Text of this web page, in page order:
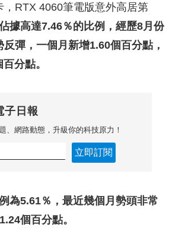
，RTX 4060筆電版意外高居第
據高達7.46％的比例，經歷8月份
彈，一個月新增1.60個百分點，
分點。
子日報
、網路動態，升級你的科技原力！
立即訂閱
為5.61％，最近幾個月勢頭非常
個百分點。